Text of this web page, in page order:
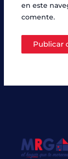
en este
comente.